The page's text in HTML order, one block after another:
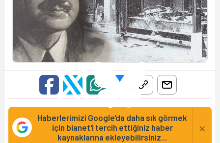
Haberlerimizi Google'da daha sık görmek
için bianet'i tercih ettiğiniz haber
kaynaklarına ekleyebilirsiniz...
×